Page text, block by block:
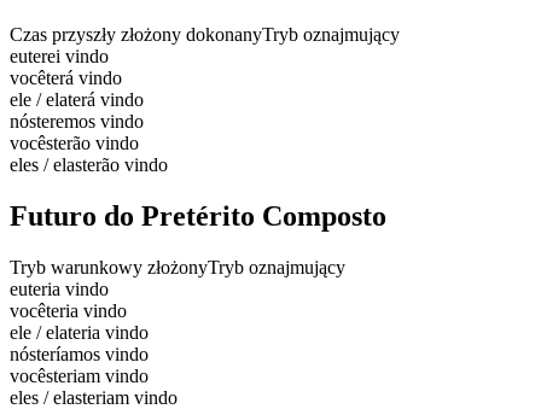
Czas przyszły złożony dokonanyTryb oznajmujący
euterei vindo
vocêterá vindo
ele / elaterá vindo
nósteremos vindo
vocêsterão vindo
eles / elasterão vindo
Futuro do Pretérito Composto
Tryb warunkowy złożonyTryb oznajmujący
euteria vindo
vocêteria vindo
ele / elateria vindo
nósteríamos vindo
vocêsteriam vindo
eles / elasteriam vindo